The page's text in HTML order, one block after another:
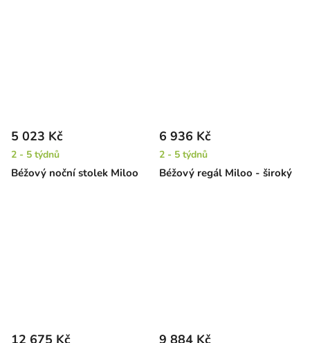
Béžový noční stolek Miloo
5 023 Kč
2 - 5 týdnů
Béžový regál Miloo - široký
6 936 Kč
2 - 5 týdnů
12 675 Kč 9 884 Kč